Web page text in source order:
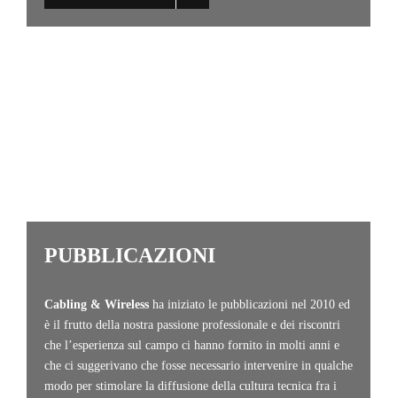
PUBBLICAZIONI
Cabling & Wireless ha iniziato le pubblicazioni nel 2010 ed
è il frutto della nostra passione professionale e dei riscontri
che l’esperienza sul campo ci hanno fornito in molti anni e
che ci suggerivano che fosse necessario intervenire in qualche
modo per stimolare la diffusione della cultura tecnica fra i